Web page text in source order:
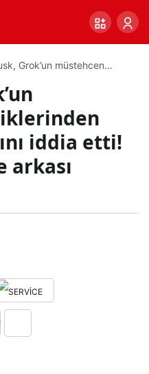
Grok’un müstehcen
perde arkası ortaya
iddia etti!
arkası
0